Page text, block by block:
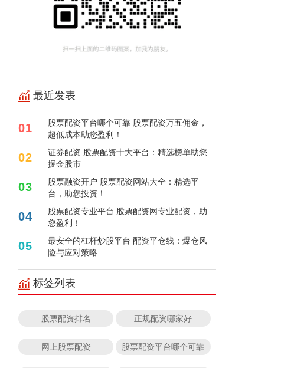
最近发表
01
股票配资平台哪个可靠 股票配资万五佣金，
超低成本助您盈利！
02
证券配资 股票配资十大平台：精选榜单助您
掘金股市
03
股票融资开户 股票配资网站大全：精选平
台，助您投资！
04
股票配资专业平台 股票配资网专业配资，助
您盈利！
05
最安全的杠杆炒股平台 配资平仓线：爆仓风
险与应对策略
标签列表
股票配资排名 正规配资哪家好
网上股票配资 股票配资平台哪个可靠